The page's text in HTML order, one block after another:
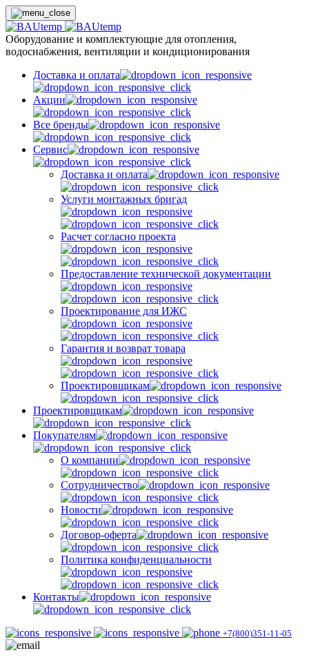
Оборудование и комплектующие для отопления,
водоснабжения, вентиляции и кондиционирования
Доставка и оплата
Акции
Все бренды
Сервис
Доставка и оплата
Услуги монтажных бригад
Расчет согласно проекта
Предоставление технической документации
Проектирование для ИЖС
Гарантия и возврат товара
Проектировщикам
Проектировщикам
Покупателям
О компании
Сотрудничество
Новости
Договор-оферта
Политика конфиденциальности
Контакты
+7(800)351-11-05